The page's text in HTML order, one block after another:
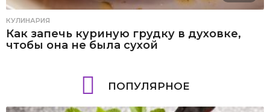
КУЛИНАРИЯ
Как запечь куриную грудку в духовке,
чтобы она не была сухой
ПОПУЛЯРНОЕ